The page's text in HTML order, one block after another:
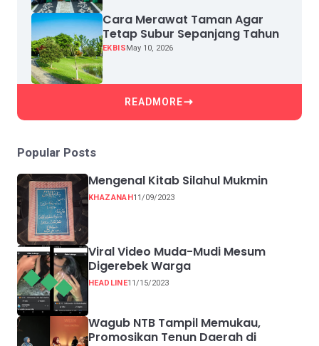
Cara Merawat Taman Agar
Tetap Subur Sepanjang Tahun
EKBISMay 10, 2026
READMORE
Popular Posts
Mengenal Kitab Silahul Mukmin
KHAZANAH11/09/2023
Viral Video Muda-Mudi Mesum
Digerebek Warga
HEADLINE11/15/2023
Wagub NTB Tampil Memukau,
Promosikan Tenun Daerah di